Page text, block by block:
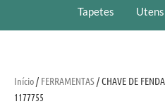
Tapetes
Início/ FERRAMENTAS/ CHAVE DE
1177755